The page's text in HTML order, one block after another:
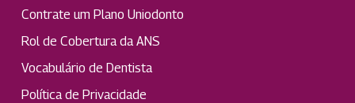
Contrate um Plano Uniodonto
Rol de Cobertura da ANS
Vocabulário de Dentista
Política de Privacidade